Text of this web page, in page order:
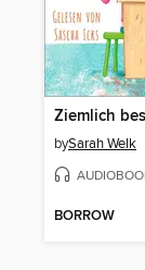
bySarah Welk
BORROW